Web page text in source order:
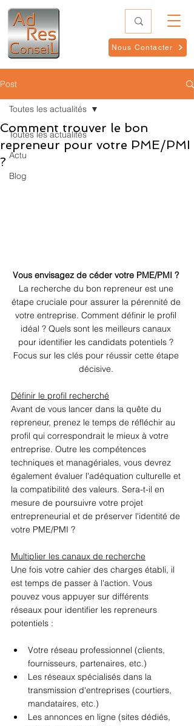
Nous Contacter
Post
Toutes les actualités
Actu
Blog
Toutes les actualités
Comment trouver le bon
repreneur pour votre PME/PMI
?
Vous envisagez de céder votre PME/PMI ?
La recherche du bon repreneur est une
étape cruciale pour assurer la pérennité de
votre entreprise. Comment définir le profil
idéal ? Quels sont les meilleurs canaux
pour identifier les candidats potentiels ?
Focus sur les clés pour réussir cette étape
décisive.
Définir le profil recherché
Avant de vous lancer dans la quête du
repreneur, prenez le temps de réfléchir au
profil qui correspondrait le mieux à votre
entreprise. Outre les compétences
techniques et managériales, vous devrez
également évaluer l'adéquation culturelle et
la compatibilité des valeurs. Sera-t-il en
mesure de poursuivre votre projet
entrepreneurial et de préserver l'identité de
votre PME/PMI ?
Multiplier les canaux de recherche
Une fois votre cahier des charges établi, il
est temps de passer à l'action. Vous
pouvez vous appuyer sur différents
réseaux pour identifier les repreneurs
potentiels :
Votre réseau professionnel (clients,
fournisseurs, partenaires, etc.)
Les réseaux spécialisés dans la
transmission d'entreprises (courtiers,
mandataires, etc.)
Les annonces en ligne (sites dédiés,